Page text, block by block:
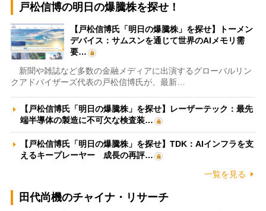
戸松信博の明日の爆騰株を探せ！
【戸松信博氏「明日の爆騰株」を探せ】トーメン
デバイス：サムスンを通じて世界のAIメモリ需
要…
新聞や雑誌など多数の金融メディアに出演するグローバルリン
クアドバイザーズ代表の戸松信博氏が、最新…
【戸松信博氏「明日の爆騰株」を探せ】レーザーテック：最先
端半導体の製造に不可欠な検査装…
【戸松信博氏「明日の爆騰株」を探せ】TDK：AIインフラを支
えるキープレーヤー 成長の再評…
一覧を見る
田代尚機のチャイナ・リサーチ